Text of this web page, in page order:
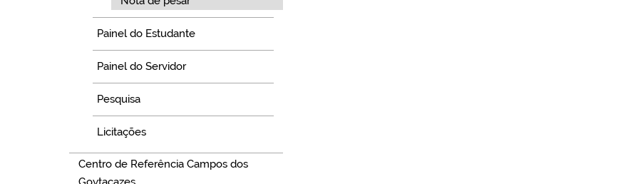
Painel do Estudante
Painel do Servidor
Pesquisa
Licitações
Centro de Referência Campos dos